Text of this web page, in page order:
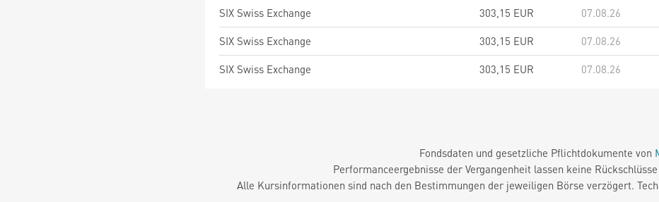
SIX Swiss Exchange
303,15 EUR 07.08.26
SIX Swiss Exchange
303,15 EUR 07.08.26
SIX Swiss Exchange
303,15 EUR 07.08.26
Fondsdaten und gesetzliche Pflichtdokumente von
Performanceergebnisse der Vergangenheit lassen keine
Alle Kursinformationen sind nach den Bestimmungen der jeweiligen Börse verzögert.